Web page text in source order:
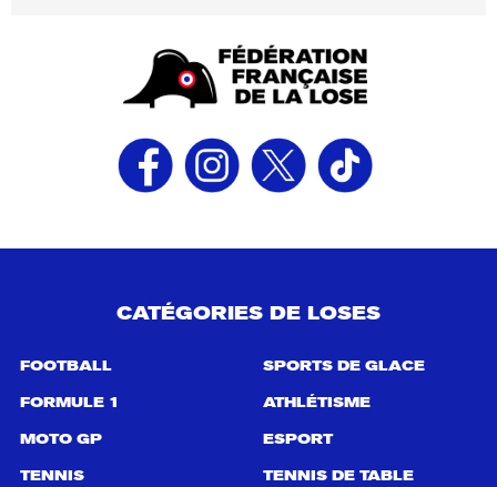
CATÉGORIES DE LOSES
FOOTBALL
FORMULE 1
MOTO GP
TENNIS
SPORTS DE GLACE
ATHLÉTISME
ESPORT
TENNIS DE TABLE